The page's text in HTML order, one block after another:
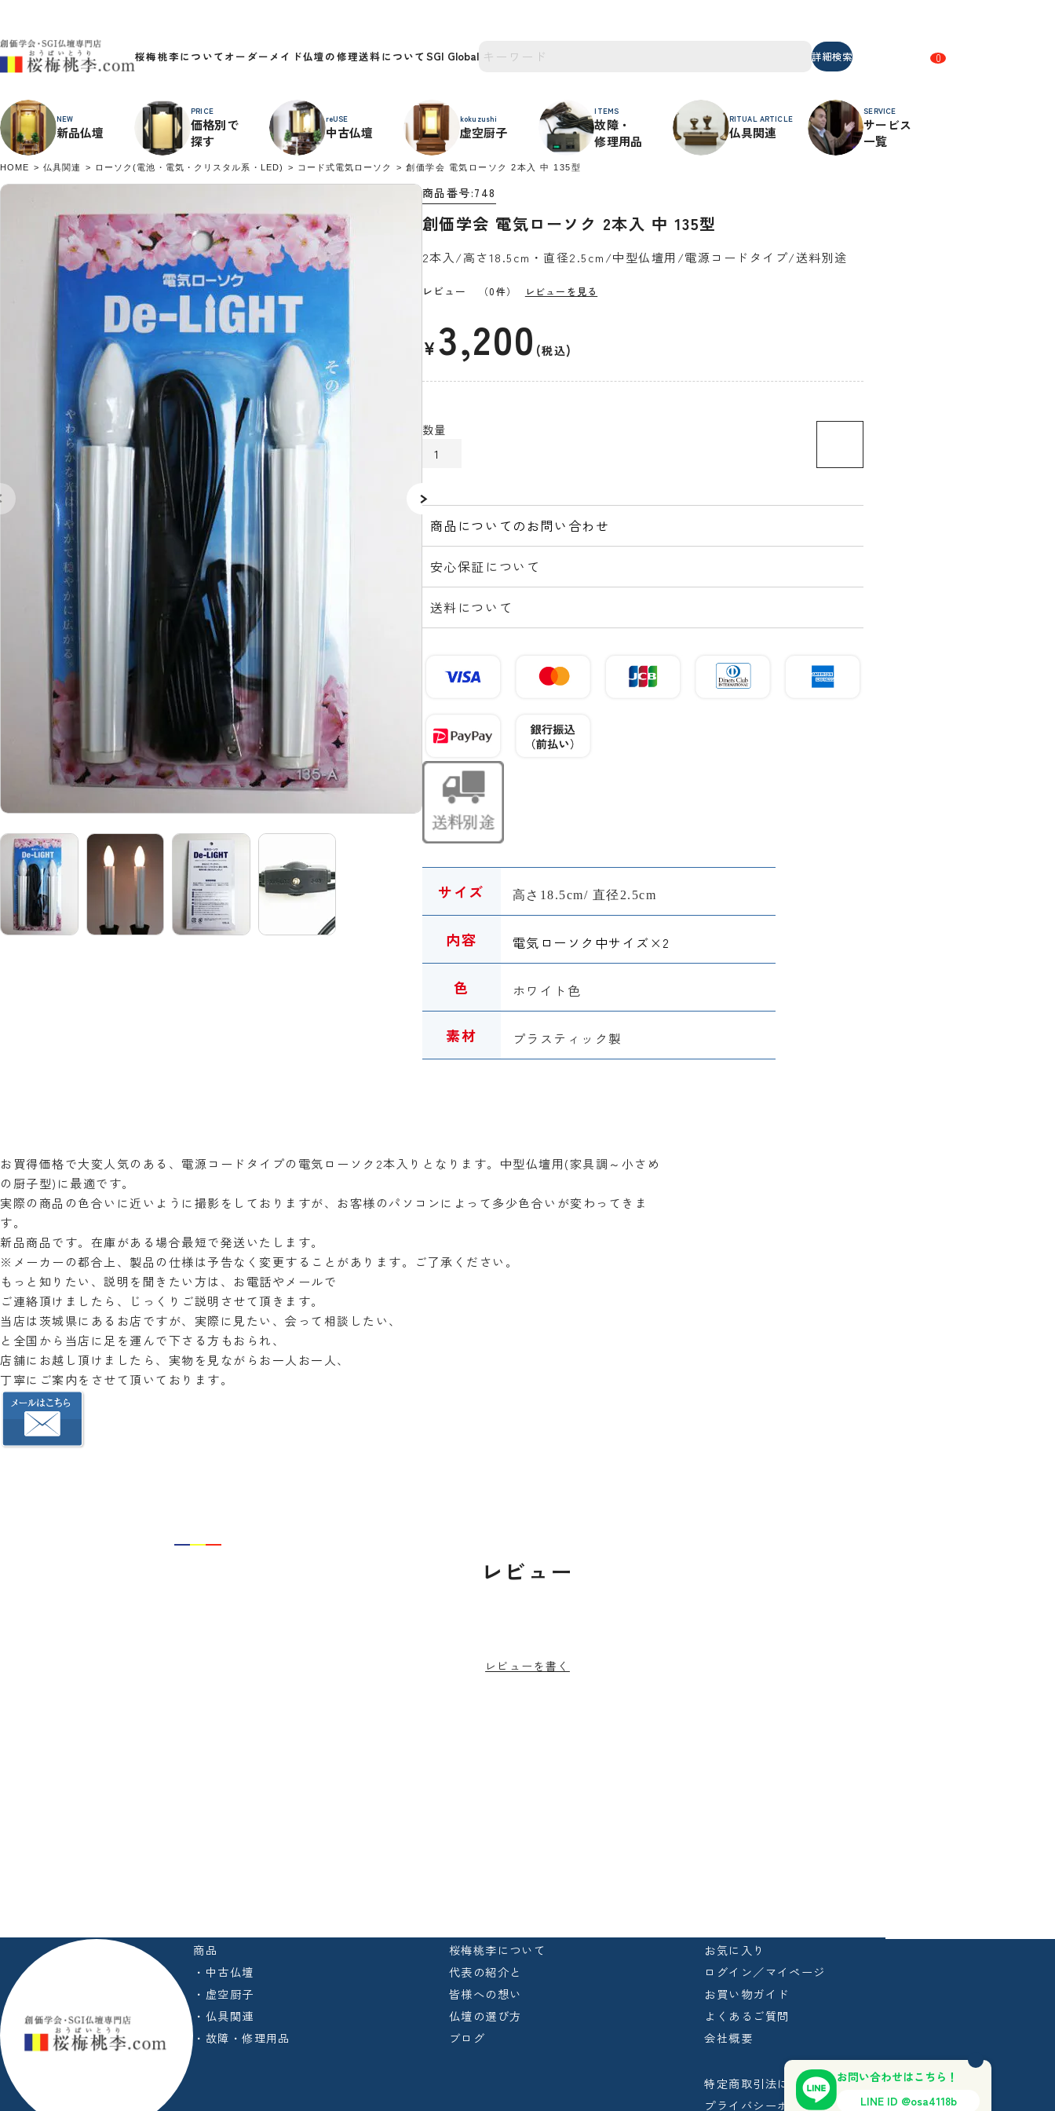
桜梅桃李について オーダーメイド仏壇の修理送料について 詳細検索 0
NEW
新品仏壇
PRICE
価格別で
探す
reUSE
中古仏壇
kokuzushi
虚空厨子
ITEMS
故障・
修理用品
RITUAL ARTICLE
仏具関連
SERVICE
サービス
一覧
HOME 仏具関連 ローソク(電池・電気・クリスタル系・LED) コード式電気ローソク 創価学会 電気ローソク 2本入 中 135型
商品番号 748
創価学会 電気ローソク 2本入 中 135型
2本入/高さ18.5cm・直径2.5cm/中型仏壇用/電源コードタイプ/送料別途
レビュー （0件） レビューを見る
¥3,200 税込
商品についてのお問い合わせ
安心保証について
送料について
サイズ 高さ 18.5cm/ 直径2.5cm
内容 電気ローソク 中サイズ×2
色 ホワイト色
素材 プラスティック製
お買得価格で大変人気のある、電源コードタイプの電気ローソク2本入りとなります。中型仏壇用(家具調～小さめ
の厨子型)に最適です。
実際の商品の色合いに近いように撮影をしておりますが、お客様のパソコンによって多少色合いが変わってきま
す。
新品商品です。在庫がある場合最短で発送いたします。
※メーカーの都合上、製品の仕様は予告なく変更することがあります。ご了承ください。
もっと知りたい、説明を聞きたい方は、お電話やメールで
ご連絡頂けましたら、じっくりご説明させて頂きます。
当店は茨城県にあるお店ですが、実際に見たい、会って相談したい、
と全国から当店に足を運んで下さる方もおられ、
店舗にお越し頂けましたら、実物を見ながらお一人お一人、
丁寧にご案内をさせて頂いております。
レビュー
レビューを書く
お問い合わせはこちら！
LINE ID @osa4118b
商品
・中古仏壇
・虚空厨子
・仏具関連
・故障・修理用品
桜梅桃李について
代表の紹介と
皆様への想い
仏壇の選び方
ブログ
お気に入り
ログイン／マイページ
お買い物ガイド
よくあるご質問
会社概要
特定商取引法に基づく表記
プライバシーポリシー